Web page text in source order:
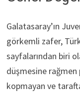
Galatasaray’ın
görkemli zafer,
sayfalarından biri
düşmesine
kopmayan ve